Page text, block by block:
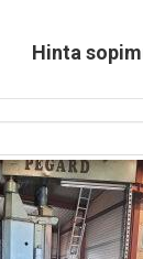
Hinta